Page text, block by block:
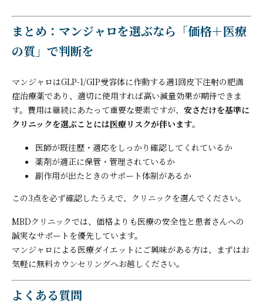
まとめ：マンジャロを選ぶなら「価格＋医療
の質」で判断を
マンジャロはGLP-1/GIP受容体に作動する週1回皮下注射の肥満
症治療薬であり、適切に使用すれば高い減量効果が期待できま
す。費用は継続にあたって重要な要素ですが、 安さだけを基準に
クリニックを選ぶことには医療リスクが伴います。
医師が既往歴・適応をしっかり確認してくれているか
薬剤が適正に保管・管理されているか
副作用が出たときのサポート体制があるか
この3点を必ず確認したうえで、クリニックを選んでください。
MBDクリニックでは、価格よりも医療の安全性と患者さんへの
誠実なサポートを優先しています。
マンジャロによる医療ダイエットにご興味がある方は、まずはお
気軽に無料カウンセリングへお越しください。
よくある質問